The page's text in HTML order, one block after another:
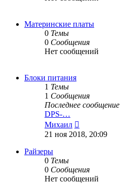
Материнские платы
0 Темы
0 Сообщения
Нет сообщений
Блоки питания
1 Темы
1 Сообщения
Последнее сообщение
DPS-…
Михаил
к
последнему
21 ноя 2018, 20:09
Райзеры
0 Темы
0 Сообщения
Нет сообщений